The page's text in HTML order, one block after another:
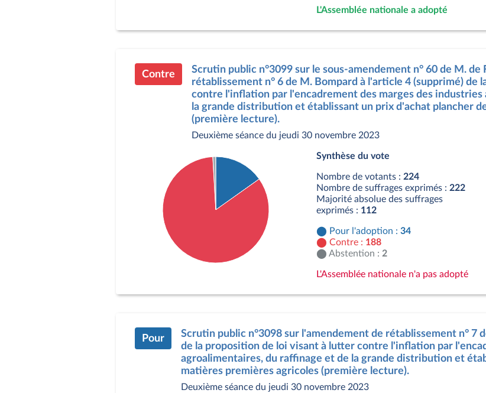
Contre : 98 députés
L'Assemblée nationale a adopté
Contre
Scrutin public n°3099 sur le sous-amendement n° 60 de M. de
rétablissement n° 6 de M. Bompard à l'article 4 (supprimé) de
contre l'inflation par l'encadrement des marges des
la grande distribution et établissant un prix d'achat plancher
(première lecture).
Deuxième séance du jeudi 30 novembre 2023
Contre : 188 députés
Synthèse du vote
Nombre de votants : 224
Nombre de suffrages exprimés : 222
Majorité absolue des suffrages
exprimés : 112
Pour l'adoption : 34
Contre : 188
Abstention : 2
L'Assemblée nationale n'a pas adopté
Pour
Scrutin public n°3098 sur l'amendement de rétablissement n° 7
de la proposition de loi visant à lutter contre l'inflation par
agroalimentaires, du raffinage et de la grande distribution et
matières premières agricoles (première lecture).
Deuxième séance du jeudi 30 novembre 2023